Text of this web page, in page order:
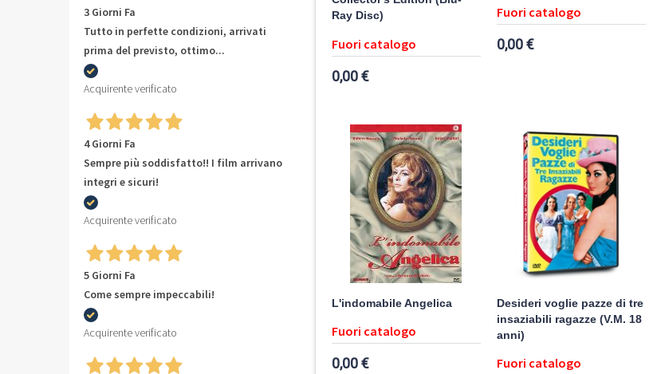
Ray Disc)
Fuori catalogo
0,00 €
Fuori catalogo
0,00 €
L'indomabile Angelica
Fuori catalogo
0,00 €
Desideri voglie pazze di tre
insaziabili ragazze (V.M. 18
anni)
Fuori catalogo
3 Giorni Fa
Tutto in perfette condizioni, arrivati
prima del previsto, ottimo...
Acquirente verificato
4 Giorni Fa
Sempre più soddisfatto!! I film arrivano
integri e sicuri!
Acquirente verificato
5 Giorni Fa
Come sempre impeccabili!
Acquirente verificato